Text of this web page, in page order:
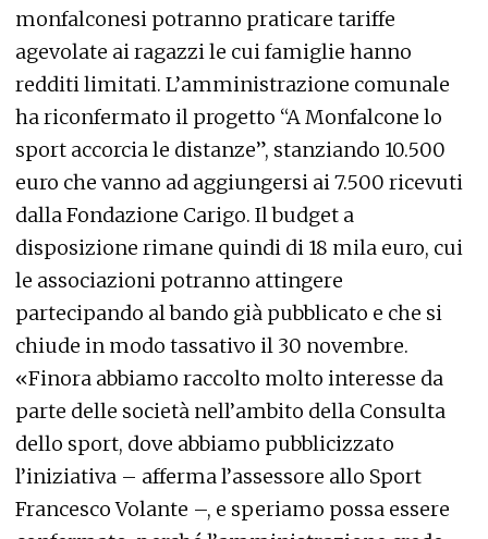
monfalconesi potranno praticare tariffe
agevolate ai ragazzi le cui famiglie hanno
redditi limitati. L’amministrazione comunale
ha riconfermato il progetto “A Monfalcone lo
sport accorcia le distanze”, stanziando 10.500
euro che vanno ad aggiungersi ai 7.500 ricevuti
dalla Fondazione Carigo. Il budget a
disposizione rimane quindi di 18 mila euro, cui
le associazioni potranno attingere
partecipando al bando già pubblicato e che si
chiude in modo tassativo il 30 novembre.
«Finora abbiamo raccolto molto interesse da
parte delle società nell’ambito della Consulta
dello sport, dove abbiamo pubblicizzato
l’iniziativa – afferma l’assessore allo Sport
Francesco Volante –, e speriamo possa essere